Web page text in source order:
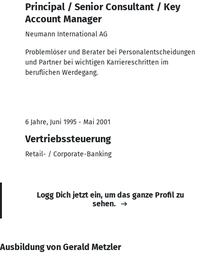
Principal / Senior Consultant / Key
Account Manager
Neumann International AG
Problemlöser und Berater bei Personalentscheidungen
und Partner bei wichtigen Karriereschritten im
beruflichen Werdegang.
6 Jahre, Juni 1995 - Mai 2001
Vertriebssteuerung
Retail- / Corporate-Banking
Logg Dich jetzt ein, um das ganze Profil zu
sehen.
Ausbildung von Gerald Metzler